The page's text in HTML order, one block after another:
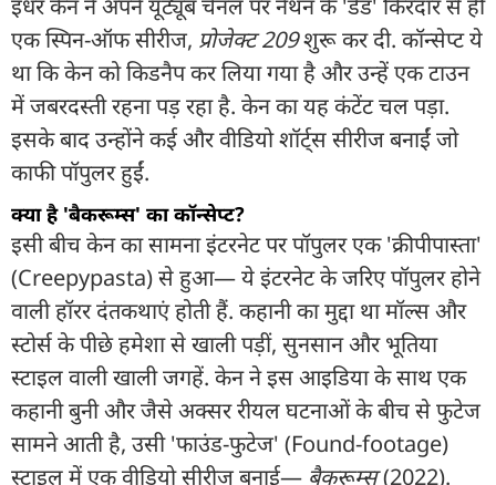
एक स्पिन-ऑफ सीरीज, प्रोजेक्ट 209शुरू कर दी. कॉन्सेप्ट ये
था कि केन को किडनैप कर लिया गया है और उन्हें एक टाउन
में जबरदस्ती रहना पड़ रहा है. केन का यह कंटेंट चल पड़ा.
इसके बाद उन्होंने कई और वीडियो शॉर्ट्स सीरीज बनाईं जो
काफी पॉपुलर हुईं.
क्या है 'बैकरूम्स' का कॉन्सेप्ट?
इसी बीच केन का सामना इंटरनेट पर पॉपुलर एक 'क्रीपीपास्ता'
(Creepypasta) से हुआ— ये इंटरनेट के जरिए पॉपुलर होने
वाली हॉरर दंतकथाएं होती हैं. कहानी का मुद्दा था मॉल्स और
स्टोर्स के पीछे हमेशा से खाली पड़ीं, सुनसान और भूतिया
स्टाइल वाली खाली जगहें. केन ने इस आइडिया के साथ एक
कहानी बुनी और जैसे अक्सर रीयल घटनाओं के बीच से फुटेज
सामने आती है, उसी 'फाउंड-फुटेज' (Found-footage)
स्टाइल में एक वीडियो सीरीज बनाई— बैकरूम्स(2022).